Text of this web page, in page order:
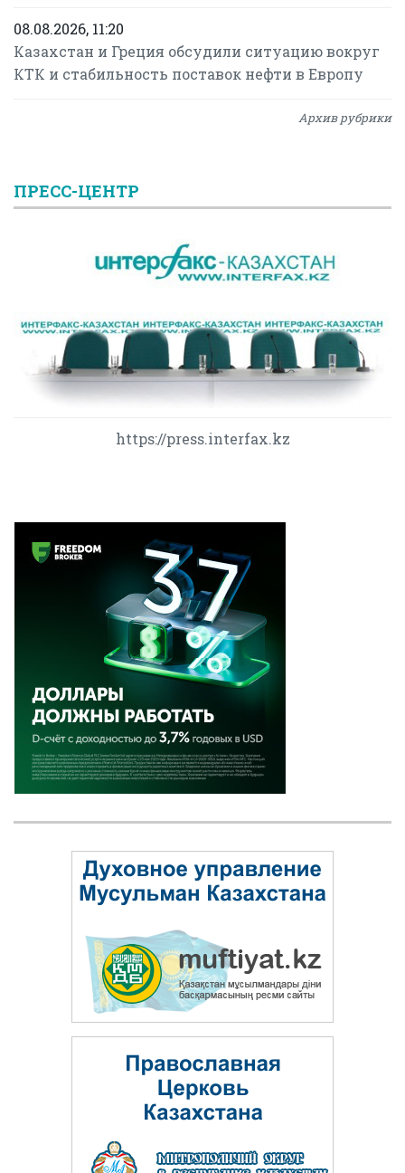
08.08.2026, 11:20
Казахстан и Греция обсудили ситуацию вокруг
КТК и стабильность поставок нефти в Европу
Архив рубрики
ПРЕСС-ЦЕНТР
https://press.interfax.kz